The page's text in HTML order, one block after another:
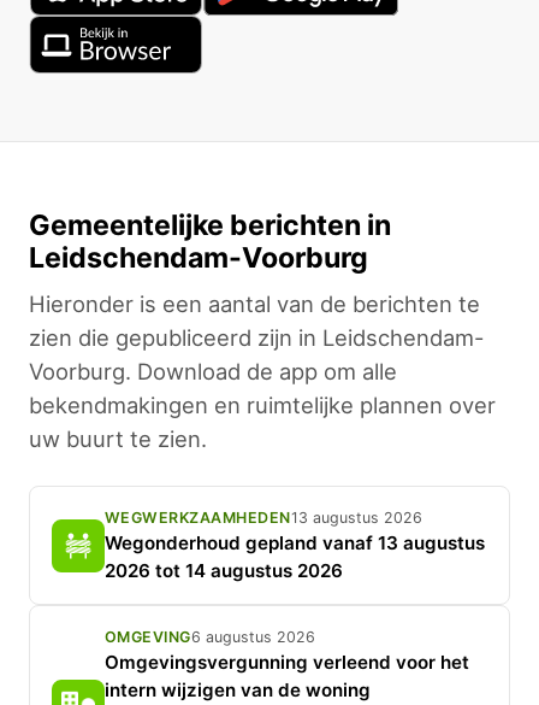
Gemeentelijke berichten in
Leidschendam-Voorburg
Hieronder is een aantal van de berichten te
zien die gepubliceerd zijn in Leidschendam-
Voorburg. Download de app om alle
bekendmakingen en ruimtelijke plannen over
uw buurt te zien.
WEGWERKZAAMHEDEN13 augustus 2026
Wegonderhoud gepland vanaf 13 augustus
2026 tot 14 augustus 2026
OMGEVING6 augustus 2026
Omgevingsvergunning verleend voor het
intern wijzigen van de woning